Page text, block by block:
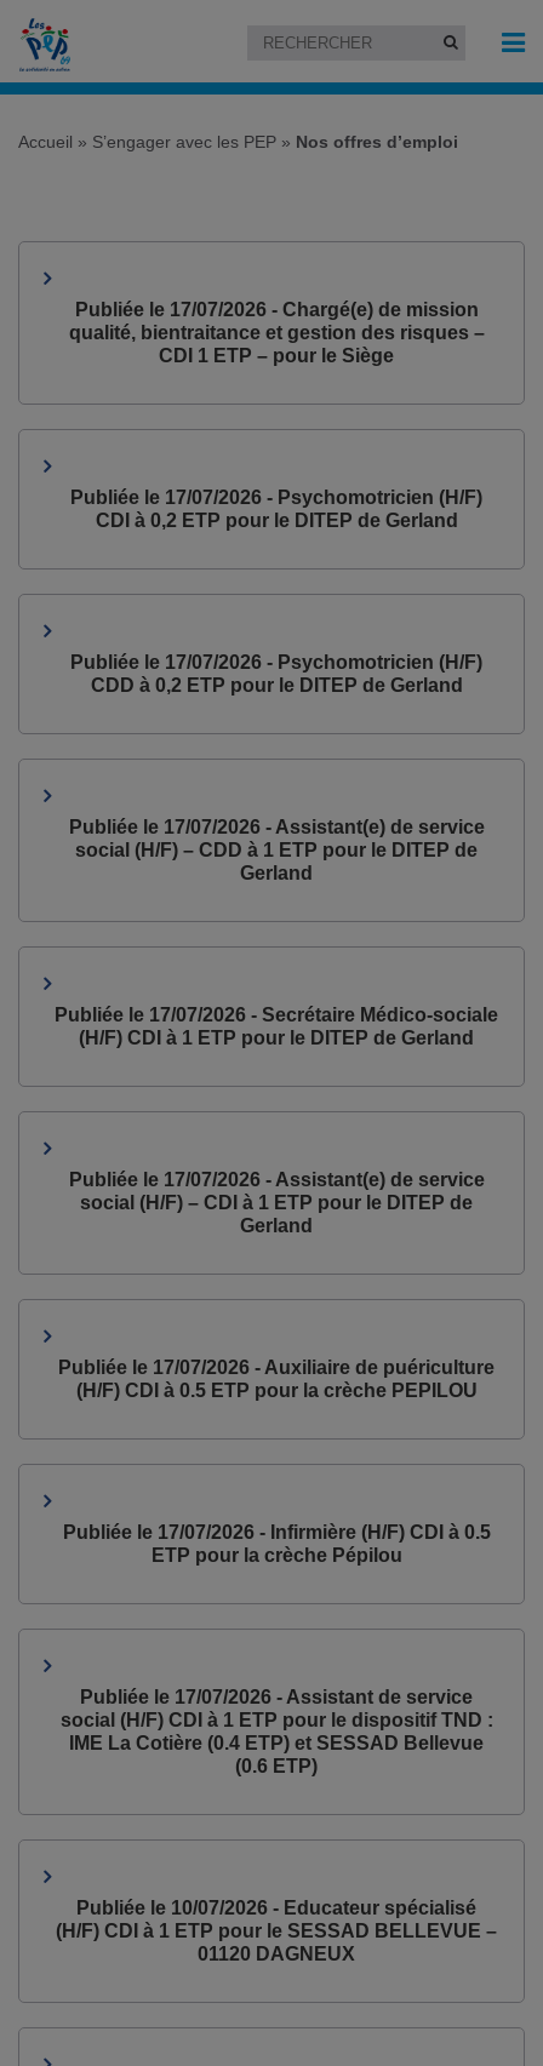
Accueil » S’engager avec les PEP » Nos offres d’emploi
Publiée le 17/07/2026 - Chargé(e) de mission
qualité, bientraitance et gestion des risques –
CDI 1 ETP – pour le Siège
Publiée le 17/07/2026 - Psychomotricien (H/F)
CDI à 0,2 ETP pour le DITEP de Gerland
Publiée le 17/07/2026 - Psychomotricien (H/F)
CDD à 0,2 ETP pour le DITEP de Gerland
Publiée le 17/07/2026 - Assistant(e) de service
social (H/F) – CDD à 1 ETP pour le DITEP de
Gerland
Publiée le 17/07/2026 - Secrétaire Médico-sociale
(H/F) CDI à 1 ETP pour le DITEP de Gerland
Publiée le 17/07/2026 - Assistant(e) de service
social (H/F) – CDI à 1 ETP pour le DITEP de
Gerland
Publiée le 17/07/2026 - Auxiliaire de puériculture
(H/F) CDI à 0.5 ETP pour la crèche PEPILOU
Publiée le 17/07/2026 - Infirmière (H/F) CDI à 0.5
ETP pour la crèche Pépilou
Publiée le 17/07/2026 - Assistant de service
social (H/F) CDI à 1 ETP pour le dispositif TND :
IME La Cotière (0.4 ETP) et SESSAD Bellevue
(0.6 ETP)
Publiée le 10/07/2026 - Educateur spécialisé
(H/F) CDI à 1 ETP pour le SESSAD BELLEVUE –
01120 DAGNEUX